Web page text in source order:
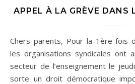
APPEL À LA GRÈVE DANS
Chers parents, Pour la 1ère fois depuis très longtemps,
les organisations syndicales ont
secteur de l’enseignement le
sorte un droit démocratique